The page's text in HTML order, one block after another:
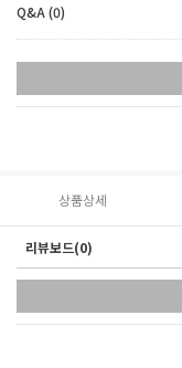
Q&A (0)
상품상세
리뷰보드(0)